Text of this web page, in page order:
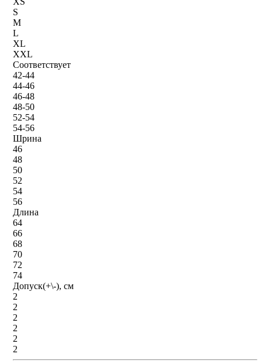
S
M
L
XL
XXL
Соответствует
42-44
44-46
46-48
48-50
52-54
54-56
Шрина
46
48
50
52
54
56
Длина
64
66
68
70
72
74
Допуск(+\-), см
2
2
2
2
2
2